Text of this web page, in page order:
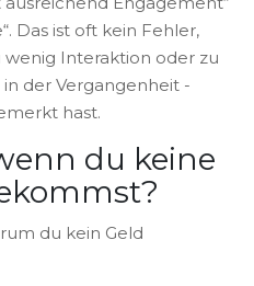
Das ist oft kein Fehler,
Interaktion oder zu
der Vergangenheit -
hast.
du keine
du kein Geld